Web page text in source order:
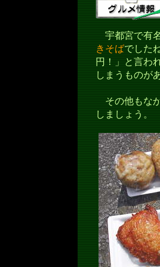
宇都宮で有
きそばでした
円！」と言わ
しまうものが
その他もな
しましょう。